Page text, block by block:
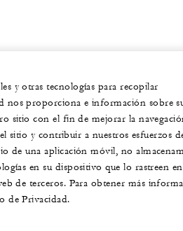
y otras tecnologías para recopilar
nos proporciona e información sobre
sitio con el fin de mejorar la
sitio y contribuir a nuestros esfuerzos
de una aplicación móvil, no
en su dispositivo que lo rastreen en
de terceros. Para obtener más
de Privacidad.